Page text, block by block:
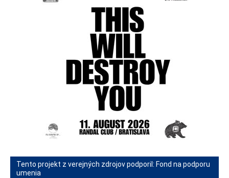
Tento projekt z verejných zdrojov podporil: Fond na podporu
umenia